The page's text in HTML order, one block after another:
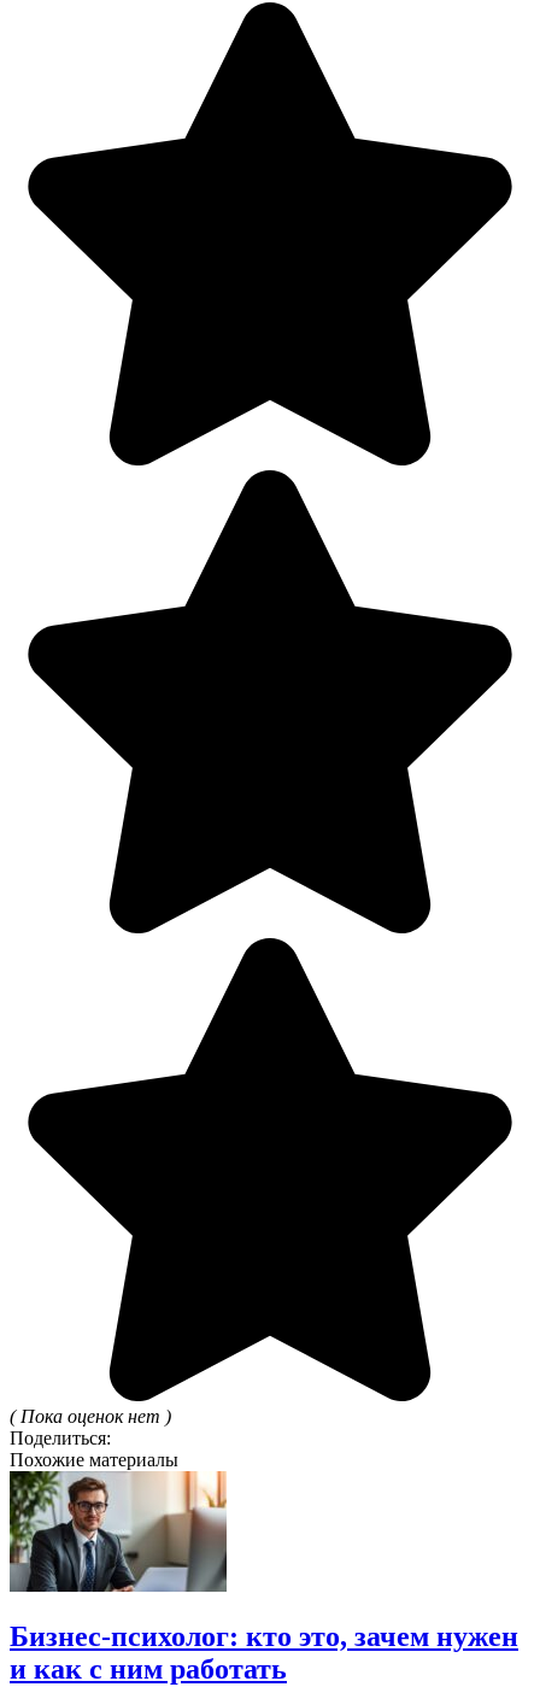
( Пока оценок нет )
Поделиться:
Похожие материалы
Бизнес-психолог: кто это, зачем нужен
и как с ним работать